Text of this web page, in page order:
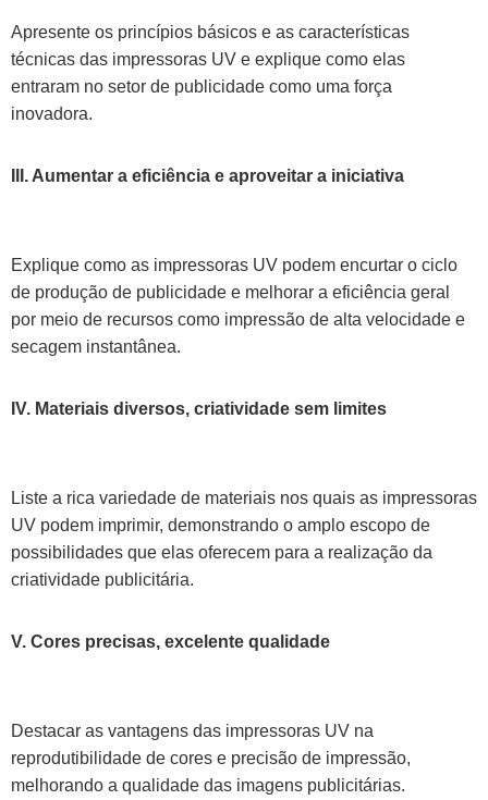
Apresente os princípios básicos e as características
técnicas das impressoras UV e explique como elas
entraram no setor de publicidade como uma força
inovadora.
III. Aumentar a eficiência e aproveitar a iniciativa
Explique como as impressoras UV podem encurtar o ciclo
de produção de publicidade e melhorar a eficiência geral
por meio de recursos como impressão de alta velocidade e
secagem instantânea.
IV. Materiais diversos, criatividade sem limites
Liste a rica variedade de materiais nos quais as impressoras
UV podem imprimir, demonstrando o amplo escopo de
possibilidades que elas oferecem para a realização da
criatividade publicitária.
V. Cores precisas, excelente qualidade
Destacar as vantagens das impressoras UV na
reprodutibilidade de cores e precisão de impressão,
melhorando a qualidade das imagens publicitárias.